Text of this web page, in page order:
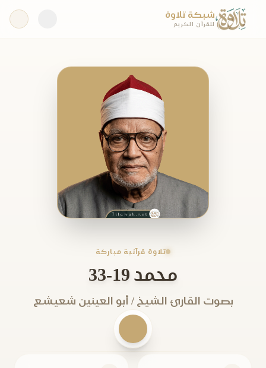
شبكة تلاوة
للقرآن الكريم
تلاوة قرآنية مباركة
محمد 19-33
بصوت القارئ الشيخ / أبو العينين شعيشع